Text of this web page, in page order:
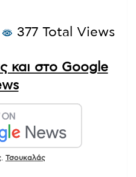
377 Total Views
και στο Google
Τσουκαλάς